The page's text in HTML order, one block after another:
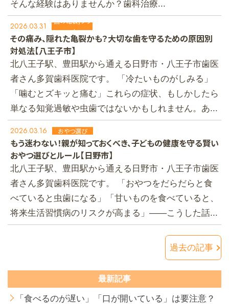
そんな経験はありませんか？歯科治療...
2026.03.31
歯の亀裂,クラ
ック
その痛み、隠れた亀裂かも？大切な歯を守るための原因別
対処法【八王子市】
北八王子駅、豊田駅から通える日野市・八王子市歯医
者さん多賀歯科医院です。 「冷たいものがしみる」
「噛むとズキッと痛む」これらの症状、もしかしたら
単なる知覚過敏や虫歯ではないかもしれません。あ...
2026.03.16 おやつ選び
もう迷わない！親が知っておくべき、子どもの健康を守る賢い
おやつ選びとルール【日野市】
北八王子駅、豊田駅から通える日野市・八王子市歯医
者さん多賀歯科医院です。 「おやつをだらだらと食
べていると虫歯になる」「甘いものを食べていると、
将来生活習慣病のリスクが高まる」――こうした話...
過去の記事
最新記事
「食べるのが遅い」「口が開いている」は要注意？